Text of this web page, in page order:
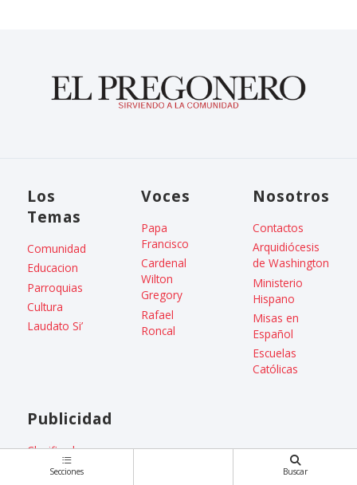
Los
Temas
Comunidad
Educacion
Parroquias
Cultura
Laudato Si’
Voces
Papa
Francisco
Cardenal
Wilton
Gregory
Rafael
Roncal
Nosotros
Contactos
Arquidiócesis
de Washington
Ministerio
Hispano
Misas en
Español
Escuelas
Católicas
Publicidad
Clasificados
Enviar anuncio clasificado
Secciones Buscar